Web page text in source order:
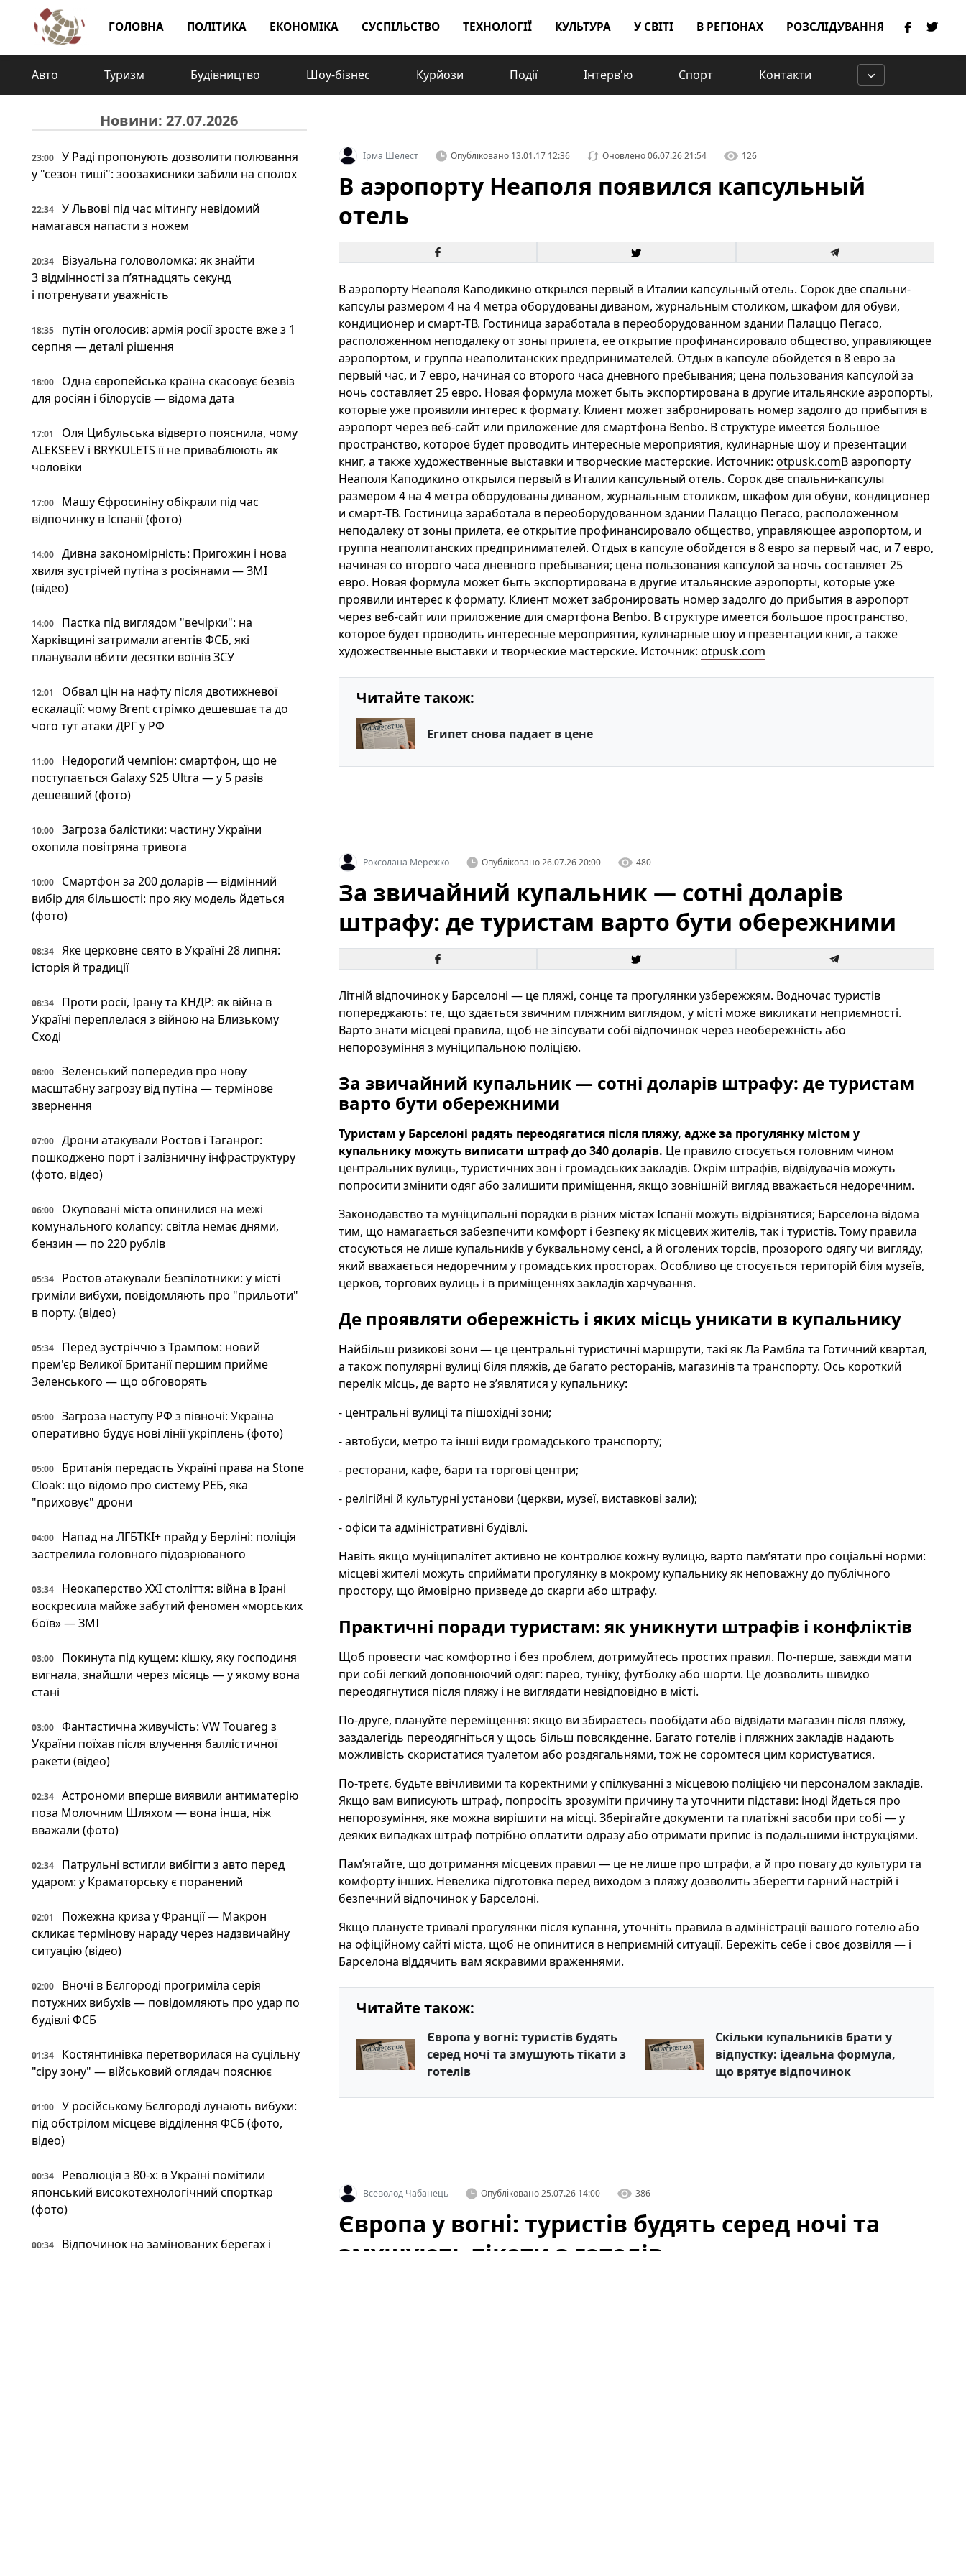
ГОЛОВНА ПОЛІТИКА ЕКОНОМІКА СУСПІЛЬСТВО ТЕХНОЛОГІЇ КУЛЬТУРА У СВІТІ В РЕГІОНАХ РОЗСЛІДУВАННЯ
Авто Туризм Будівництво Шоу-бізнес Курйози Події Інтерв'ю Спорт Контакти
Новини: 27.07.2026
23:00
У Раді пропонують дозволити полювання
у "сезон тиші": зоозахисники забили на сполох
22:34
У Львові під час мітингу невідомий
намагався напасти з ножем
20:34
Візуальна головоломка: як знайти
3 відмінності за п’ятнадцять секунд
і потренувати уважність
18:35
путін оголосив: армія росії зросте вже з 1
серпня — деталі рішення
18:00
Одна європейська країна скасовує безвіз
для росіян і білорусів — відома дата
17:01
Оля Цибульська відверто пояснила, чому
ALEKSEEV і BRYKULETS її не приваблюють як
чоловіки
17:00
Машу Єфросиніну обікрали під час
відпочинку в Іспанії (фото)
14:00
Дивна закономірність: Пригожин і нова
хвиля зустрічей путіна з росіянами — ЗМІ
(відео)
14:00
Пастка під виглядом "вечірки": на
Харківщині затримали агентів ФСБ, які
планували вбити десятки воїнів ЗСУ
12:01
Обвал цін на нафту після двотижневої
ескалації: чому Brent стрімко дешевшає та до
чого тут атаки ДРГ у РФ
11:00
Недорогий чемпіон: смартфон, що не
поступається Galaxy S25 Ultra — у 5 разів
дешевший (фото)
10:00
Загроза балістики: частину України
охопила повітряна тривога
10:00
Смартфон за 200 доларів — відмінний
вибір для більшості: про яку модель йдеться
(фото)
08:34
Яке церковне свято в Україні 28 липня:
історія й традиції
08:34
Проти росії, Ірану та КНДР: як війна в
Україні переплелася з війною на Близькому
Сході
08:00
Зеленський попередив про нову
масштабну загрозу від путіна — термінове
звернення
07:00
Дрони атакували Ростов і Таганрог:
пошкоджено порт і залізничну інфраструктуру
(фото, відео)
06:00
Окуповані міста опинилися на межі
комунального колапсу: світла немає днями,
бензин — по 220 рублів
05:34
Ростов атакували безпілотники: у місті
гриміли вибухи, повідомляють про "прильоти"
в порту. (відео)
05:34
Перед зустріччю з Трампом: новий
прем'єр Великої Британії першим прийме
Зеленського — що обговорять
05:00
Загроза наступу РФ з півночі: Україна
оперативно будує нові лінії укріплень (фото)
05:00
Британія передасть Україні права на Stone
Cloak: що відомо про систему РЕБ, яка
"приховує" дрони
04:00
Напад на ЛГБТКІ+ прайд у Берліні: поліція
застрелила головного підозрюваного
03:34
Неокаперство XXI століття: війна в Ірані
воскресила майже забутий феномен «морських
боїв» — ЗМІ
03:00
Покинута під кущем: кішку, яку господиня
вигнала, знайшли через місяць — у якому вона
стані
03:00
Фантастична живучість: VW Touareg з
України поїхав після влучення баллістичної
ракети (відео)
02:34
Астрономи вперше виявили антиматерію
поза Молочним Шляхом — вона інша, ніж
вважали (фото)
02:34
Патрульні встигли вибігти з авто перед
ударом: у Краматорську є поранений
02:01
Пожежна криза у Франції — Макрон
скликає термінову нараду через надзвичайну
ситуацію (відео)
02:00
Вночі в Бєлгороді прогриміла серія
потужних вибухів — повідомляють про удар по
будівлі ФСБ
01:34
Костянтинівка перетворилася на суцільну
"сіру зону" — військовий оглядач пояснює
01:00
У російському Бєлгороді лунають вибухи:
під обстрілом місцеве відділення ФСБ (фото,
відео)
00:34
Революція з 80-х: в Україні помітили
японський високотехнологічний спорткар
(фото)
00:34
Відпочинок на замінованих берегах і
Ірма Шелест Опубліковано13.01.17 12:36 Оновлено06.07.26 21:54 126
В аэропорту Неаполя появился капсульный
отель
​В аэропорту Неаполя Каподикино открылся первый в Италии капсульный отель. Сорок две спальни-
капсулы размером 4 на 4 метра оборудованы диваном, журнальным столиком, шкафом для обуви,
кондиционер и смарт-ТВ. Гостиница заработала в переоборудованном здании Палаццо Пегасо,
расположенном неподалеку от зоны прилета, ее открытие профинансировало общество, управляющее
аэропортом, и группа неаполитанских предпринимателей. Отдых в капсуле обойдется в 8 евро за
первый час, и 7 евро, начиная со второго часа дневного пребывания; цена пользования капсулой за
ночь составляет 25 евро. Новая формула может быть экспортирована в другие итальянские аэропорты,
которые уже проявили интерес к формату. Клиент может забронировать номер задолго до прибытия в
аэропорт через веб-сайт или приложение для смартфона Benbo. В структуре имеется большое
пространство, которое будет проводить интересные мероприятия, кулинарные шоу и презентации
книг, а также художественные выставки и творческие мастерские. Источник: otpusk.com​В аэропорту
Неаполя Каподикино открылся первый в Италии капсульный отель. Сорок две спальни-капсулы
размером 4 на 4 метра оборудованы диваном, журнальным столиком, шкафом для обуви, кондиционер
и смарт-ТВ. Гостиница заработала в переоборудованном здании Палаццо Пегасо, расположенном
неподалеку от зоны прилета, ее открытие профинансировало общество, управляющее аэропортом, и
группа неаполитанских предпринимателей. Отдых в капсуле обойдется в 8 евро за первый час, и 7 евро,
начиная со второго часа дневного пребывания; цена пользования капсулой за ночь составляет 25
евро. Новая формула может быть экспортирована в другие итальянские аэропорты, которые уже
проявили интерес к формату. Клиент может забронировать номер задолго до прибытия в аэропорт
через веб-сайт или приложение для смартфона Benbo. В структуре имеется большое пространство,
которое будет проводить интересные мероприятия, кулинарные шоу и презентации книг, а также
художественные выставки и творческие мастерские. Источник: otpusk.com
Читайте також:
Египет снова падает в цене
Роксолана Мережко Опубліковано26.07.26 20:00 480
За звичайний купальник — сотні доларів
штрафу: де туристам варто бути обережними
Літній відпочинок у Барселоні — це пляжі, сонце та прогулянки узбережжям. Водночас туристів
попереджають: те, що здається звичним пляжним виглядом, у місті може викликати неприємності.
Варто знати місцеві правила, щоб не зіпсувати собі відпочинок через необережність або
непорозуміння з муніципальною поліцією.
За звичайний купальник — сотні доларів штрафу: де туристам
варто бути обережними
Туристам у Барселоні радять переодягатися після пляжу, адже за прогулянку містом у
купальнику можуть виписати штраф до 340 доларів. Це правило стосується головним чином
центральних вулиць, туристичних зон і громадських закладів. Окрім штрафів, відвідувачів можуть
попросити змінити одяг або залишити приміщення, якщо зовнішній вигляд вважається недоречним.
Законодавство та муніципальні порядки в різних містах Іспанії можуть відрізнятися; Барселона відома
тим, що намагається забезпечити комфорт і безпеку як місцевих жителів, так і туристів. Тому правила
стосуються не лише купальників у буквальному сенсі, а й оголених торсів, прозорого одягу чи вигляду,
який вважається недоречним у громадських просторах. Особливо це стосується територій біля музеїв,
церков, торгових вулиць і в приміщеннях закладів харчування.
Де проявляти обережність і яких місць уникати в купальнику
Найбільш ризикові зони — це центральні туристичні маршрути, такі як Ла Рамбла та Готичний квартал,
а також популярні вулиці біля пляжів, де багато ресторанів, магазинів та транспорту. Ось короткий
перелік місць, де варто не з’являтися у купальнику:
- центральні вулиці та пішохідні зони;
- автобуси, метро та інші види громадського транспорту;
- ресторани, кафе, бари та торгові центри;
- релігійні й культурні установи (церкви, музеї, виставкові зали);
- офіси та адміністративні будівлі.
Навіть якщо муніципалітет активно не контролює кожну вулицю, варто пам’ятати про соціальні норми:
місцеві жителі можуть сприймати прогулянку в мокрому купальнику як неповажну до публічного
простору, що ймовірно призведе до скарги або штрафу.
Практичні поради туристам: як уникнути штрафів і конфліктів
Щоб провести час комфортно і без проблем, дотримуйтесь простих правил. По-перше, завжди мати
при собі легкий доповнюючий одяг: парео, туніку, футболку або шорти. Це дозволить швидко
переодягнутися після пляжу і не виглядати невідповідно в місті.
По-друге, плануйте переміщення: якщо ви збираєтесь пообідати або відвідати магазин після пляжу,
заздалегідь переодягніться у щось більш повсякденне. Багато готелів і пляжних закладів надають
можливість скористатися туалетом або роздягальнями, тож не соромтеся цим користуватися.
По-третє, будьте ввічливими та коректними у спілкуванні з місцевою поліцією чи персоналом закладів.
Якщо вам виписують штраф, попросіть зрозуміти причину та уточнити підстави: іноді йдеться про
непорозуміння, яке можна вирішити на місці. Зберігайте документи та платіжні засоби при собі — у
деяких випадках штраф потрібно оплатити одразу або отримати припис із подальшими інструкціями.
Пам’ятайте, що дотримання місцевих правил — це не лише про штрафи, а й про повагу до культури та
комфорту інших. Невелика підготовка перед виходом з пляжу дозволить зберегти гарний настрій і
безпечний відпочинок у Барселоні.
Якщо плануєте тривалі прогулянки після купання, уточніть правила в адміністрації вашого готелю або
на офіційному сайті міста, щоб не опинитися в неприємній ситуації. Бережіть себе і своє дозвілля — і
Барселона віддячить вам яскравими враженнями.
Читайте також:
Європа у вогні: туристів будять
серед ночі та змушують тікати з
готелів
Скільки купальників брати у
відпустку: ідеальна формула,
що врятує відпочинок
Всеволод Чабанець Опубліковано25.07.26 14:00 386
Європа у вогні: туристів будять серед ночі та
змушують тікати з готелів